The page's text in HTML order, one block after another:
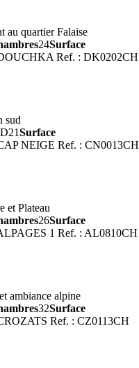
au quartier Falaise
24Surface
Ref. : DK0202CH
sud
21Surface
NEIGE Ref. : CN0013CH
et Plateau
26Surface
1 Ref. : AL0810CH
ambiance alpine
32Surface
Ref. : CZ0113CH